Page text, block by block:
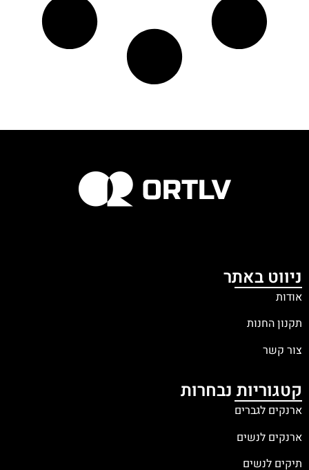
ניווט באתר
אודות
תקנון החנות
צור קשר
קטגוריות נבחרות
ארנקים לגברים
ארנקים לנשים
תיקים לנשים